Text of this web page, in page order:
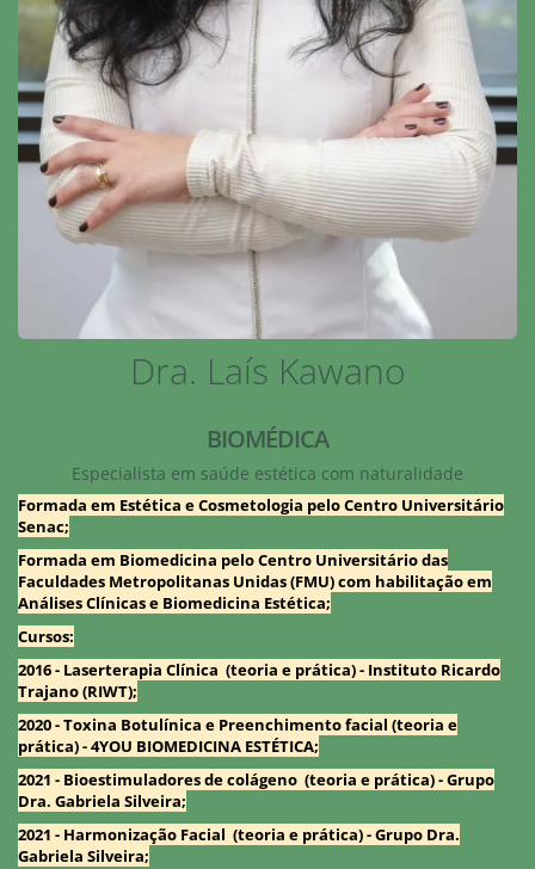
Dra. Laís Kawano
BIOMÉDICA
Especialista em saúde estética com naturalidade
Formada em Estética e Cosmetologia pelo Centro Universitário
Senac;
Formada em Biomedicina pelo Centro Universitário das
Faculdades Metropolitanas Unidas (FMU) com habilitação em
Análises Clínicas e Biomedicina Estética;
Cursos:
2016 - Laserterapia Clínica (teoria e prática) - Instituto Ricardo
Trajano (RIWT);
2020 - Toxina Botulínica e Preenchimento facial (teoria e
prática) - 4YOU BIOMEDICINA ESTÉTICA;
2021 - Bioestimuladores de colágeno (teoria e prática) - Grupo
Dra. Gabriela Silveira;
2021 - Harmonização Facial (teoria e prática) - Grupo Dra.
Gabriela Silveira;